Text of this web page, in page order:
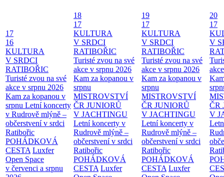
17
16
KULTURA
V SRDCI
RATIBOŘIC
Turisté zvou na své
akce v srpnu 2026
Kam za kopanou v
srpnu Letní koncerty
v Rudrově mlýně –
občerstvení v srdci
Ratibořic
POHÁDKOVÁ
CESTA Luxfer
Open Space
v červenci a srpnu
18
17
KULTURA
V SRDCI
RATIBOŘIC
Turisté zvou na své
akce v srpnu 2026
Kam za kopanou v
srpnu
MISTROVSTVÍ
ČR JUNIORŮ
V JACHTINGU
Letní koncerty v
Rudrově mlýně –
občerstvení v srdci
Ratibořic
POHÁDKOVÁ
CESTA Luxfer
19
17
KULTURA
V SRDCI
RATIBOŘIC
Turisté zvou na své
akce v srpnu 2026
Kam za kopanou v
srpnu
MISTROVSTVÍ
ČR JUNIORŮ
V JACHTINGU
Letní koncerty v
Rudrově mlýně –
občerstvení v srdci
Ratibořic
POHÁDKOVÁ
CESTA Luxfer
20
17
V
ČR
V